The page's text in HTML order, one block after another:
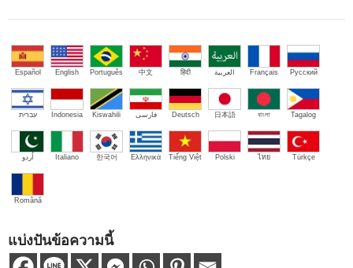
Español English Português 中文 हिंदी العربية Français Русский
עברית Indonesia Kiswahili فارسی Deutsch 日本語 বাংলা Tagalog
اُردو Italiano 한국어 Ελληνικά Tiếng Việt Polski ไทย Türkçe
Română
แบ่งปันข้อความนี้